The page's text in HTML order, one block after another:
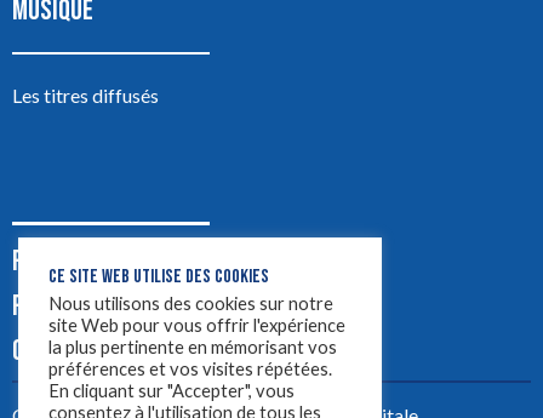
MUSIQUE
Les titres diffusés
PODCASTS
PUB
CONTACT
CE SITE WEB UTILISE DES COOKIES
Nous utilisons des cookies sur notre
site Web pour vous offrir l'expérience
la plus pertinente en mémorisant vos
préférences et vos visites répétées.
En cliquant sur "Accepter", vous
consentez à l'utilisation de tous les